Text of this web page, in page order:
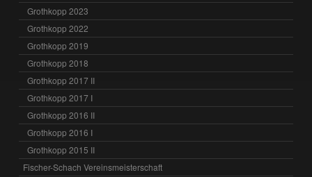
Grothkopp 2023
Grothkopp 2022
Grothkopp 2019
Grothkopp 2018
Grothkopp 2017 II
Grothkopp 2017 I
Grothkopp 2016 II
Grothkopp 2016 I
Grothkopp 2015 II
Fischer-Schach Vereinsmeisterschaft